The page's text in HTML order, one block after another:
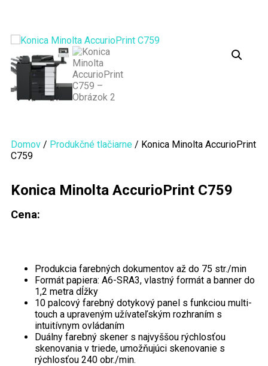
Domov / Produkčné tlačiarne / Konica Minolta AccurioPrint
C759
Konica Minolta AccurioPrint C759
Cena:
Produkcia farebných dokumentov až do 75 str./min
Formát papiera: A6-SRA3, vlastný formát a banner do
1,2 metra dĺžky
10 palcový farebný dotykový panel s funkciou multi-
touch a upraveným užívateľským rozhraním s
intuitívnym ovládaním
Duálny farebný skener s najvyššou rýchlosťou
skenovania v triede, umožňujúci skenovanie s
rýchlosťou 240 obr./min.